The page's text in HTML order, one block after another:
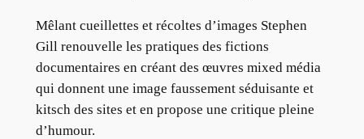
Mêlant cueillettes et récoltes d’images Stephen
Gill renouvelle les pratiques des fictions
documentaires en créant des œuvres mixed média
qui donnent une image faussement séduisante et
kitsch des sites et en propose une critique pleine
d’humour.